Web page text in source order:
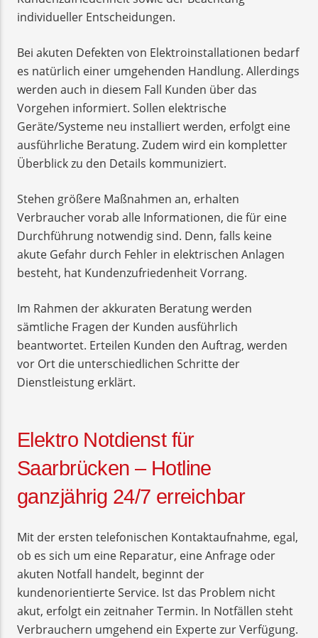
individueller Entscheidungen.
Bei akuten Defekten von Elektroinstallationen bedarf
es natürlich einer umgehenden Handlung. Allerdings
werden auch in diesem Fall Kunden über das
Vorgehen informiert. Sollen elektrische
Geräte/Systeme neu installiert werden, erfolgt eine
ausführliche Beratung. Zudem wird ein kompletter
Überblick zu den Details kommuniziert.
Stehen größere Maßnahmen an, erhalten
Verbraucher vorab alle Informationen, die für eine
Durchführung notwendig sind. Denn, falls keine
akute Gefahr durch Fehler in elektrischen Anlagen
besteht, hat Kundenzufriedenheit Vorrang.
Im Rahmen der akkuraten Beratung werden
sämtliche Fragen der Kunden ausführlich
beantwortet. Erteilen Kunden den Auftrag, werden
vor Ort die unterschiedlichen Schritte der
Dienstleistung erklärt.
Elektro Notdienst für
Saarbrücken – Hotline
ganzjährig 24/7 erreichbar
Mit der ersten telefonischen Kontaktaufnahme, egal,
ob es sich um eine Reparatur, eine Anfrage oder
akuten Notfall handelt, beginnt der
kundenorientierte Service. Ist das Problem nicht
akut, erfolgt ein zeitnaher Termin. In Notfällen steht
Verbrauchern umgehend ein Experte zur Verfügung.